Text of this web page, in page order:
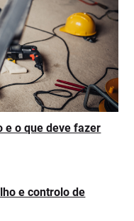
e o que deve fazer
e controlo de